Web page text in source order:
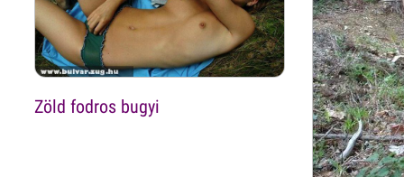
Zöld fodros bugyi